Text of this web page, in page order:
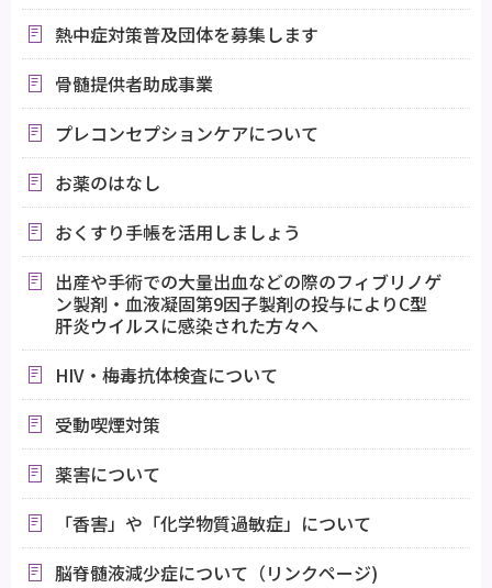
熱中症対策普及団体を募集します
骨髄提供者助成事業
プレコンセプションケアについて
お薬のはなし
おくすり手帳を活用しましょう
出産や手術での大量出血などの際のフィブリノゲ
ン製剤・血液凝固第9因子製剤の投与によりC型
肝炎ウイルスに感染された方々へ
HIV・梅毒抗体検査について
受動喫煙対策
薬害について
「香害」や「化学物質過敏症」について
脳脊髄液減少症について（リンクページ)